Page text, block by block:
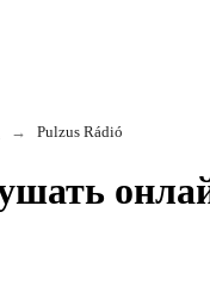
→ Pulzus Rádió